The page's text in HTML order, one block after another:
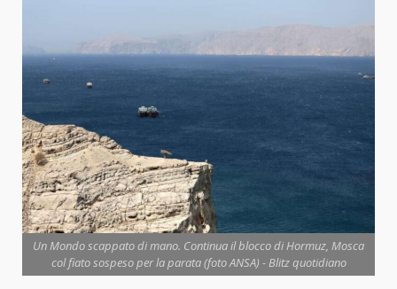
Un Mondo scappato di mano. Continua il blocco di Hormuz, Mosca
col fiato sospeso per la parata (foto ANSA) - Blitz quotidiano